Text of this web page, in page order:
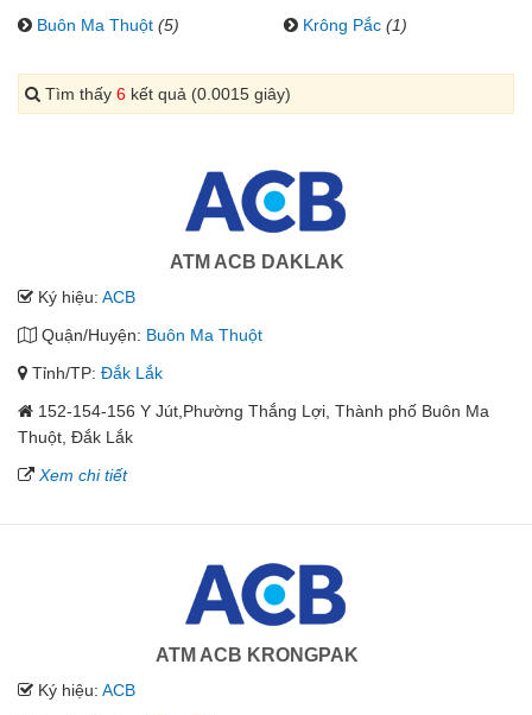
Buôn Ma Thuột (5) Krông Pắc (1)
Tìm thấy 6 kết quả (0.0015 giây)
ATM ACB DAKLAK
Ký hiệu: ACB
Quận/Huyện: Buôn Ma Thuột
Tỉnh/TP: Đắk Lắk
152-154-156 Y Jút,Phường Thắng Lợi, Thành phố Buôn Ma
Thuột, Đắk Lắk
Xem chi tiết
ATM ACB KRONGPAK
Ký hiệu: ACB